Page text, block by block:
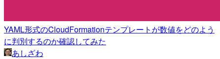
YAML形式のCloudFormationテンプレートが数値をどのよう
に判別するのか確認してみた
あしざわ